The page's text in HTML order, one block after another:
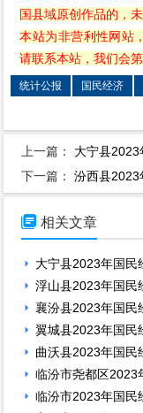
国县域原创作品的，
本站为非营利性网站
请联系本站，我们会
统计公报 国民经济
上一篇： 大宁县2023
下一篇：汾西县2023
 相关文章
大宁县2023年国民
浮山县2023年国民
襄汾县2023年国民
翼城县2023年国民
曲沃县2023年国民
临汾市尧都区2023
临汾市2023年国民